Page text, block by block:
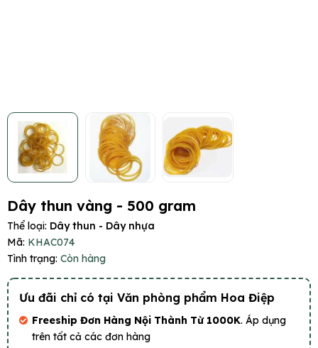
Dây thun vàng - 500 gram
Thể loại: Dây thun - Dây nhựa
Mã: KHAC074
Tình trạng: Còn hàng
Ưu đãi chỉ có tại Văn phòng phẩm Hoa Điệp
Freeship Đơn Hàng Nội Thành Từ 1000K. Áp dụng
trên tất cả các đơn hàng